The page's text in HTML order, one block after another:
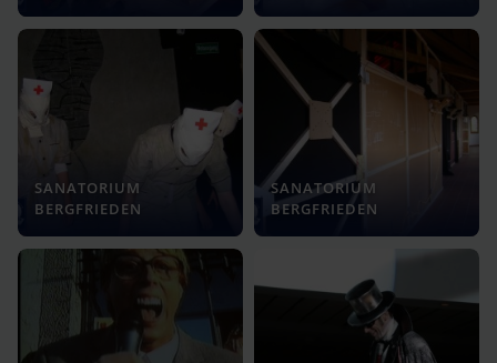
SANATORIUM
BERGFRIEDEN
SANATORIUM
BERGFRIEDEN